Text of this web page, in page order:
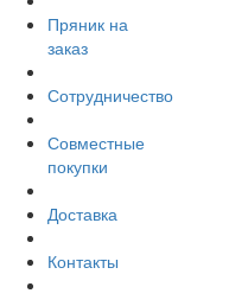
Пряник на
заказ
Сотрудничество
Совместные
покупки
Доставка
Контакты